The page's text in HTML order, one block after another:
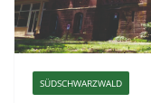
SÜDSCHWARZWALD